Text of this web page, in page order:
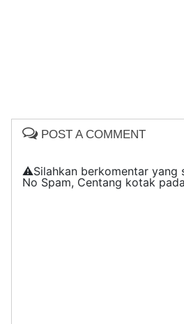
POST A COMMENT
⚠️Silahkan berkomentar yang
No Spam, Centang kotak